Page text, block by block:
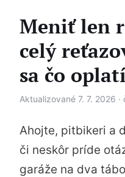
Meniť len
celý
sa čo
Aktualizované 7. 7. 2026
Ahojte, pitbikeri a
či neskôr príde
garáže na dva